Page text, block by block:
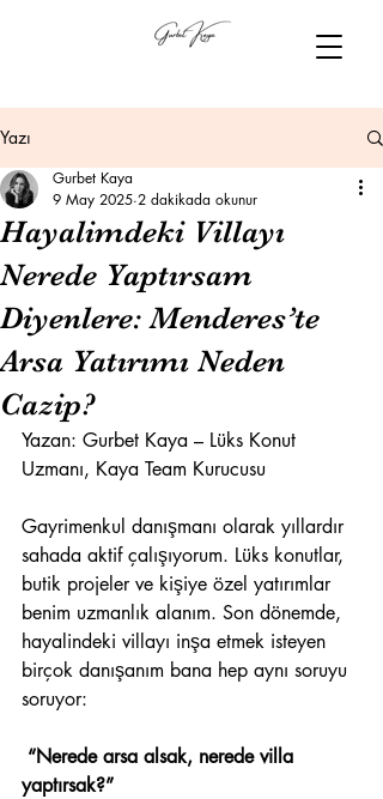
Yazı
Hayalimdeki Villayı
Nerede Yaptırsam
Diyenlere: Menderes’te
Arsa Yatırımı Neden
Cazip?
Gurbet Kaya
9 May 2025 2 dakikada okunur
Yazan: Gurbet Kaya – Lüks Konut
Uzmanı, Kaya Team Kurucusu
Gayrimenkul danışmanı olarak yıllardır
sahada aktif çalışıyorum. Lüks konutlar,
butik projeler ve kişiye özel yatırımlar
benim uzmanlık alanım. Son dönemde,
hayalindeki villayı inşa etmek isteyen
birçok danışanım bana hep aynı soruyu
soruyor:
“Nerede arsa alsak, nerede villa
yaptırsak?”